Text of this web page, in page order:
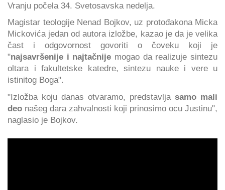
Vranju počela 34. Svetosavska nedelja.
Magistar teologije Nenad Bojkov, uz protođakona Micka
Mickovića jedan od autora izložbe, kazao je da je velika
čast i odgovornost govoriti o čoveku koji je
"najsavršenije i najtačnije mogao da realizuje sintezu
oltara i fakultetske katedre, sintezu nauke i vere u
istinitog Boga".
"Izložba koju danas otvaramo, predstavlja samo mali
deo našeg dara zahvalnosti koji prinosimo ocu Justinu",
naglasio je Bojkov.